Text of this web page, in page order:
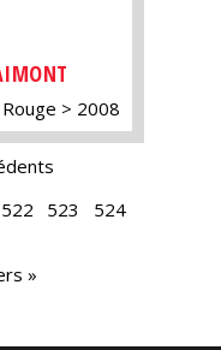
Rouge 2008
522 523
524
»